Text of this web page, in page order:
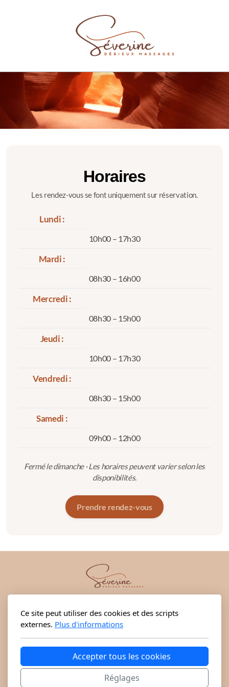
Horaires
Les rendez-vous se font uniquement sur réservation.
Lundi :
10h00 – 17h30
Mardi :
08h30 – 16h00
Mercredi :
08h30 – 15h00
Jeudi :
10h00 – 17h30
Vendredi :
08h30 – 15h00
Samedi :
09h00 – 12h00
Fermé le dimanche · Les horaires peuvent varier selon les
disponibilités.
Prendre rendez-vous
2, boulevard des Promenades - 1227 Carouge/GE - Tél.
Ce site peut utiliser des cookies et des scripts
externes. Plus d'informations
Accepter tous les cookies
Réglages